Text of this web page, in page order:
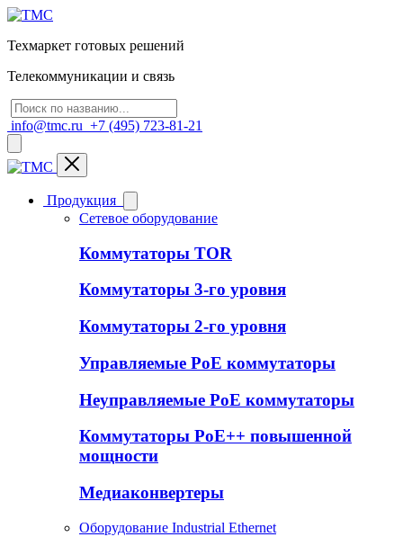
Техмаркет готовых решений
Телекоммуникации и связь
info@tmc.ru +7 (495) 723-81-21
Продукция
Сетевое оборудование
Коммутаторы TOR
Коммутаторы 3-го уровня
Коммутаторы 2-го уровня
Управляемые PoE коммутаторы
Неуправляемые PoE коммутаторы
Коммутаторы PoE++ повышенной
мощности
Медиаконвертеры
Оборудование Industrial Ethernet